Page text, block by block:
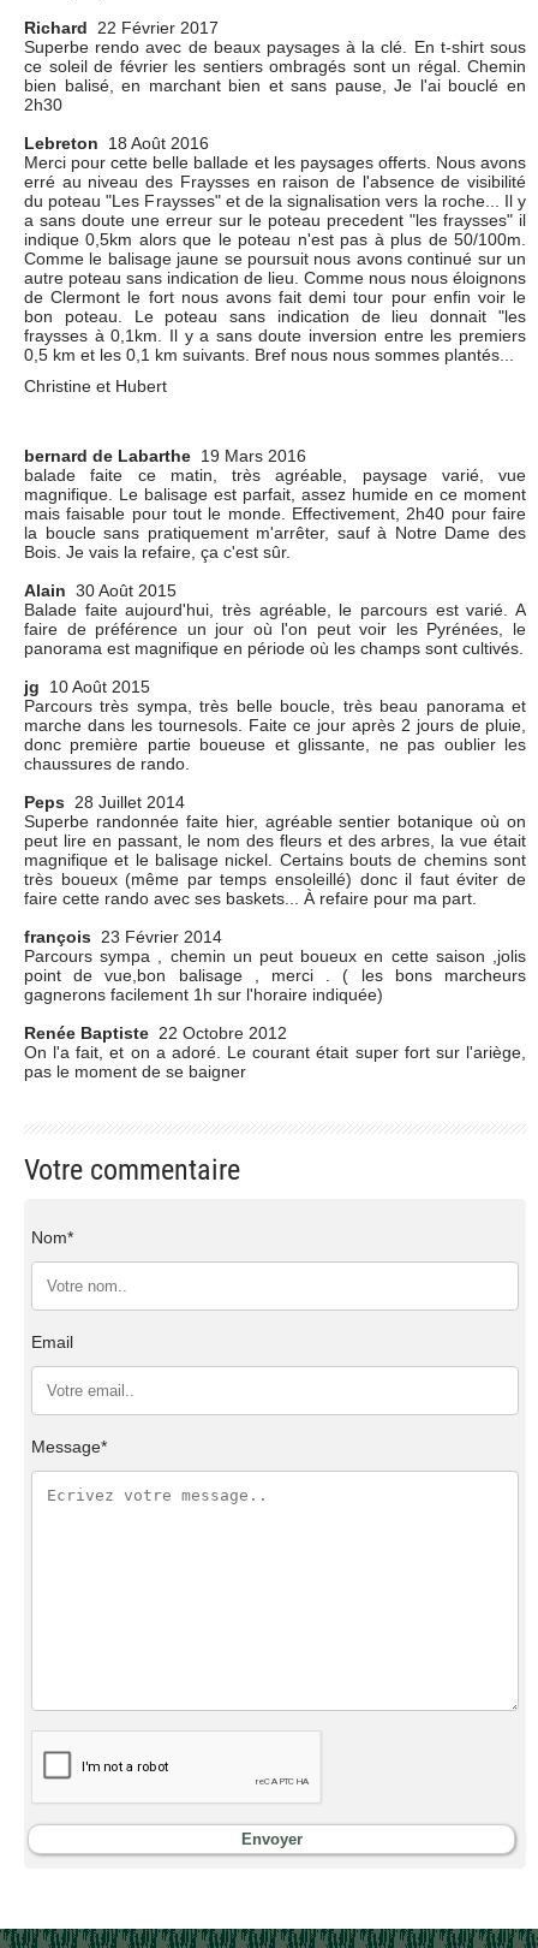
Richard
22 Février 2017
Superbe rendo avec de beaux paysages à la clé. En t-shirt sous
ce soleil de février les sentiers ombragés sont un régal. Chemin
bien balisé, en marchant bien et sans pause, Je l'ai bouclé en
2h30
Lebreton
18 Août 2016
Merci pour cette belle ballade et les paysages offerts. Nous avons
erré au niveau des Fraysses en raison de l'absence de visibilité
du poteau "Les Fraysses" et de la signalisation vers la roche... Il y
a sans doute une erreur sur le poteau precedent "les fraysses" il
indique 0,5km alors que le poteau n'est pas à plus de 50/100m.
Comme le balisage jaune se poursuit nous avons continué sur un
autre poteau sans indication de lieu. Comme nous nous éloignons
de Clermont le fort nous avons fait demi tour pour enfin voir le
bon poteau. Le poteau sans indication de lieu donnait "les
fraysses à 0,1km. Il y a sans doute inversion entre les premiers
0,5 km et les 0,1 km suivants. Bref nous nous sommes plantés...
Christine et Hubert
bernard de Labarthe 19 Mars 2016
balade faite ce matin, très agréable, paysage varié, vue
magnifique. Le balisage est parfait, assez humide en ce moment
mais faisable pour tout le monde. Effectivement, 2h40 pour faire
la boucle sans pratiquement m'arrêter, sauf à Notre Dame des
Bois. Je vais la refaire, ça c'est sûr.
Alain 30 Août 2015
Balade faite aujourd'hui, très agréable, le parcours est varié. A
faire de préférence un jour où l'on peut voir les Pyrénées, le
panorama est magnifique en période où les champs sont cultivés.
jg
10 Août 2015
Parcours très sympa, très belle boucle, très beau panorama et
marche dans les tournesols. Faite ce jour après 2 jours de pluie,
donc première partie boueuse et glissante, ne pas oublier les
chaussures de rando.
Peps 28 Juillet 2014
Superbe randonnée faite hier, agréable sentier botanique où on
peut lire en passant, le nom des fleurs et des arbres, la vue était
magnifique et le balisage nickel. Certains bouts de chemins sont
très boueux (même par temps ensoleillé) donc il faut éviter de
faire cette rando avec ses baskets... À refaire pour ma part.
françois 23 Février 2014
Parcours sympa , chemin un peut boueux en cette saison ,jolis
point de vue,bon balisage , merci . ( les bons marcheurs
gagnerons facilement 1h sur l'horaire indiquée)
Renée Baptiste 22 Octobre 2012
On l'a fait, et on a adoré. Le courant était super fort sur l'ariège,
pas le moment de se baigner
Votre commentaire
Nom*
Email
Message*